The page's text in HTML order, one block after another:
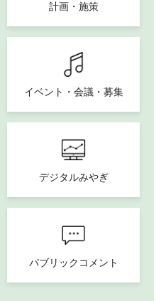
計画・施策
イベント・会議・募集
デジタルみやぎ
パブリックコメント